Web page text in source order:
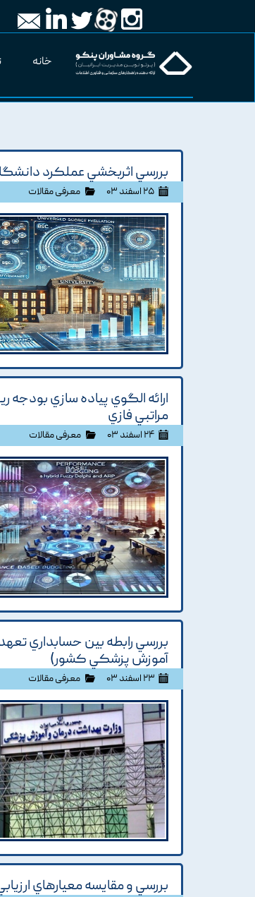
خانه
بررسي اثربخشي عملکرد
۲۵ اسفند ۰۳ معرفی مقالات
ارائه الگوي پياده سازي
مراتبي فازي
۲۴ اسفند ۰۳ معرفی مقالات
بررسي رابطه بين حسابداري
آموزش پزشکي کشور)
۲۳ اسفند ۰۳ معرفی مقالات
بررسي و مقايسه معيارهاي